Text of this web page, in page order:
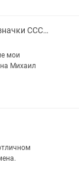
Приятные красивые значки СССР винтаж ретро антураж
мои
Михаил